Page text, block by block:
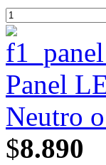
Panel
Neutro
$8.890